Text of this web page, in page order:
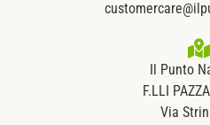
Il Punto
F.LLI
Via